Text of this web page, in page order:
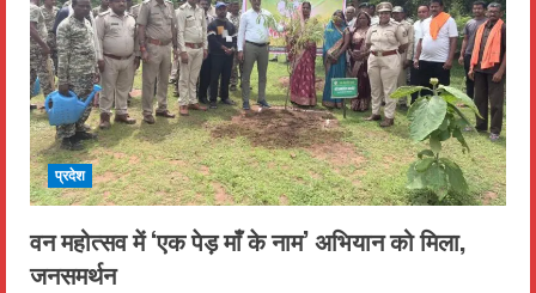
प्रदेश
वन महोत्सव में ‘एक पेड़ माँ के नाम’ अभियान को मिला,
जनसमर्थन